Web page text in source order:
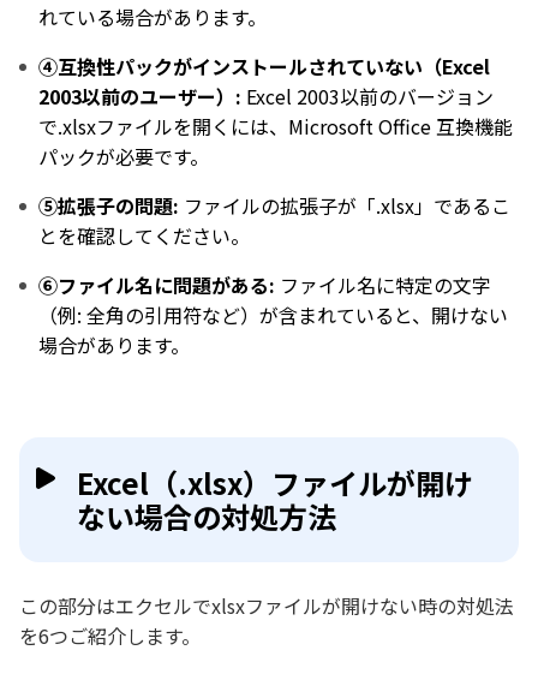
れている場合があります。
④互換性パックがインストールされていない（Excel
2003以前のユーザー）: Excel 2003以前のバージョン
で.xlsxファイルを開くには、Microsoft Office 互換機能
パックが必要です。
⑤拡張子の問題: ファイルの拡張子が「.xlsx」であるこ
とを確認してください。
⑥ファイル名に問題がある: ファイル名に特定の文字
（例: 全角の引用符など）が含まれていると、開けない
場合があります。
Excel（.xlsx）ファイルが開け
ない場合の対処方法
この部分はエクセルでxlsxファイルが開けない時の対処法
を6つご紹介します。